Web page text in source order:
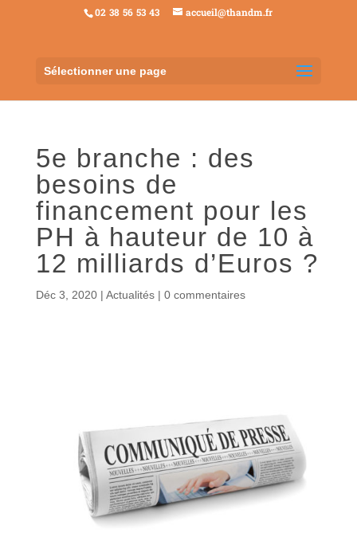
02 38 56 53 43 accueil@thandm.fr
Sélectionner une page
5e branche : des
besoins de
financement pour les
PH à hauteur de 10 à
12 milliards d’Euros ?
Déc 3, 2020| Actualités| 0 commentaires